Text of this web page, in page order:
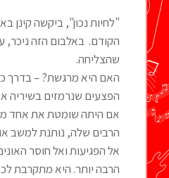
"לחיות נכון", ביקשה קינן
הקודם. באלבום הזה
שהצליחה.
האם היא מרגשת? – בדרך
הפצעים שנרמזים בשיריה
אם היתה שומטת את אחד
הרבים שלה, נותנת למשב
אל הפגיעות ואל חוסר
הרבה יותר. היא מתקרבת